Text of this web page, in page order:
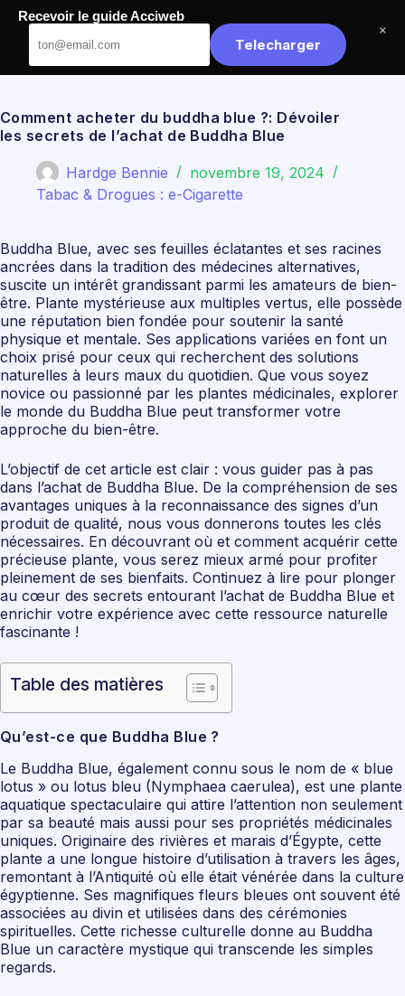
Passer
contenu
Comment acheter du buddha blue ?: Dévoiler
les secrets de l’achat de Buddha Blue
Hardge Bennie
novembre 19, 2024
Tabac & Drogues : e-Cigarette
Buddha Blue, avec ses feuilles éclatantes et ses racines
ancrées dans la tradition des médecines alternatives,
suscite un intérêt grandissant parmi les amateurs de bien-
être. Plante mystérieuse aux multiples vertus, elle possède
une réputation bien fondée pour soutenir la santé
physique et mentale. Ses applications variées en font un
choix prisé pour ceux qui recherchent des solutions
naturelles à leurs maux du quotidien. Que vous soyez
novice ou passionné par les plantes médicinales, explorer
le monde du Buddha Blue peut transformer votre
approche du bien-être.
L’objectif de cet article est clair : vous guider pas à pas
dans l’achat de Buddha Blue. De la compréhension de ses
avantages uniques à la reconnaissance des signes d’un
produit de qualité, nous vous donnerons toutes les clés
nécessaires. En découvrant où et comment acquérir cette
précieuse plante, vous serez mieux armé pour profiter
pleinement de ses bienfaits. Continuez à lire pour plonger
au cœur des secrets entourant l’achat de Buddha Blue et
enrichir votre expérience avec cette ressource naturelle
fascinante !
Table des matières
Qu’est-ce que Buddha Blue ?
Le Buddha Blue, également connu sous le nom de « blue
lotus » ou lotus bleu (Nymphaea caerulea), est une plante
aquatique spectaculaire qui attire l’attention non seulement
par sa beauté mais aussi pour ses propriétés médicinales
uniques. Originaire des rivières et marais d’Égypte, cette
plante a une longue histoire d’utilisation à travers les âges,
remontant à l’Antiquité où elle était vénérée dans la culture
égyptienne. Ses magnifiques fleurs bleues ont souvent été
associées au divin et utilisées dans des cérémonies
spirituelles. Cette richesse culturelle donne au Buddha
Blue un caractère mystique qui transcende les simples
regards.
Recevoir le guide Acciweb
Telecharger
×